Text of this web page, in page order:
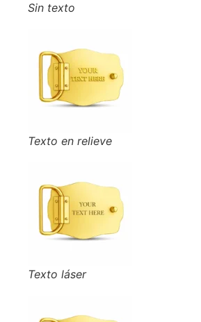
Sin texto
Texto en relieve
Texto láser